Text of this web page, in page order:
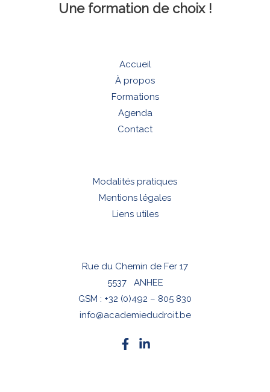
Une formation de choix !
Accueil
À propos
Formations
Agenda
Contact
Modalités pratiques
Mentions légales
Liens utiles
Rue du Chemin de Fer 17
5537 ANHEE
GSM : +32 (0)492 – 805 830
info@academiedudroit.be